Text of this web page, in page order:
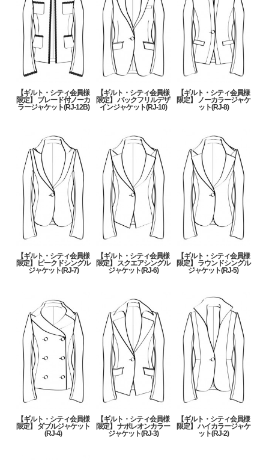
【ギルト・シティ会員様
限定】 ブレード付ノーカ
ラージャケット(RJ-12B)
【ギルト・シティ会員様
限定】 バックフリルデザ
インジャケット(RJ-10)
【ギルト・シティ会員様
限定】 ノーカラージャケ
ット(RJ-8)
【ギルト・シティ会員様
限定】 ピークドシングル
ジャケット(RJ-7)
【ギルト・シティ会員様
限定】 スクエアシングル
ジャケット(RJ-6)
【ギルト・シティ会員様
限定】 ラウンドシングル
ジャケット(RJ-5)
【ギルト・シティ会員様
限定】 ダブルジャケット
(RJ-4)
【ギルト・シティ会員様
限定】 ナポレオンカラー
ジャケット(RJ-3)
【ギルト・シティ会員様
限定】 ハイカラージャケ
ット(RJ-2)